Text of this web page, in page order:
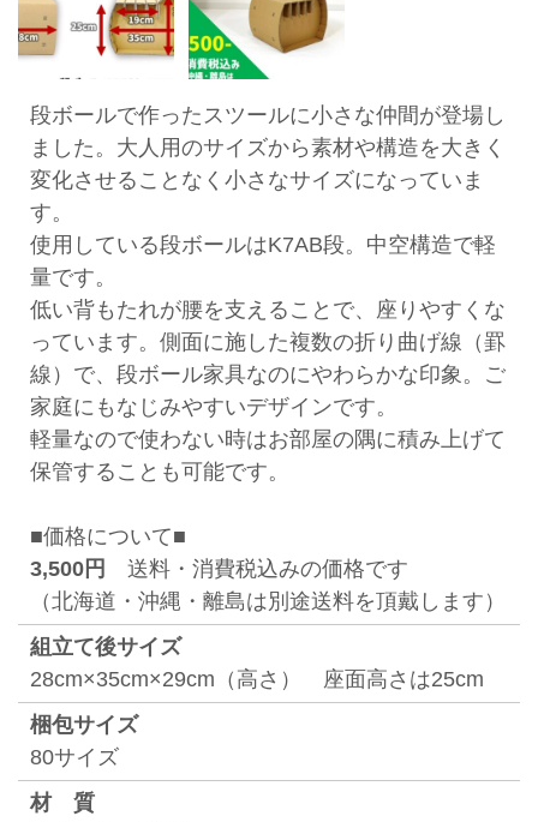
段ボールで作ったスツールに小さな仲間が登場し
ました。大人用のサイズから素材や構造を大きく
変化させることなく小さなサイズになっていま
す。
使用している段ボールはK7AB段。中空構造で軽
量です。
低い背もたれが腰を支えることで、座りやすくな
っています。側面に施した複数の折り曲げ線（罫
線）で、段ボール家具なのにやわらかな印象。ご
家庭にもなじみやすいデザインです。
軽量なので使わない時はお部屋の隅に積み上げて
保管することも可能です。
■価格について■
3,500円
送料・消費税込みの価格です
（北海道・沖縄・離島は別途送料を頂戴します）
組⽴て後サイズ
28cm×35cm×29cm（高さ） 座面高さは25cm
梱包サイズ
80サイズ
材 質